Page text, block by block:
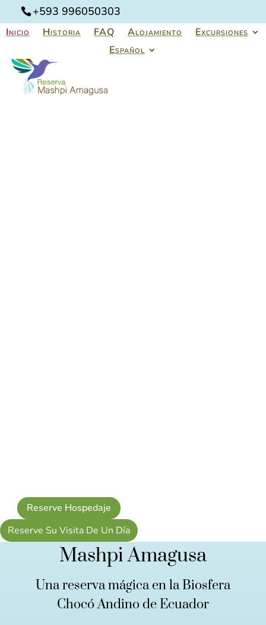
+593 996050303
info@mashpi-
amagusa.com
Inicio Historia FAQ Alojamiento
Excursiones
Español
Reserve Hospedaje
Reserve Su Visita De Un Día
Mashpi Amagusa
Una reserva mágica en la Biosfera
Chocó Andino de Ecuador